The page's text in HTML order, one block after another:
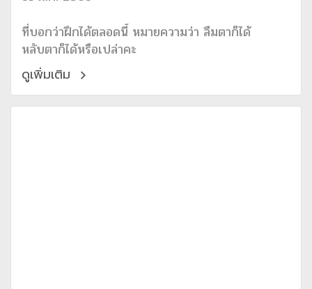
ที่บอกว่าฝึกได้ตลอดนี้ หมายความว่า ลืมตาก็ได้
หลับตาก็ได้หรือเปล่าคะ
ดูเพิ่มเติม